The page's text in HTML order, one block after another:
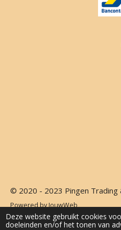
Deze website gebruikt cookies
doeleinden en/of het tonen van
© 2020 - 2023 Pingen Trading
Powered byJouwWeb